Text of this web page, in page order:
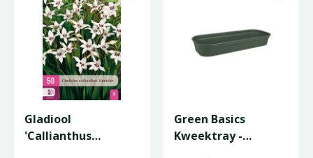
Gladiool
'Callianthus
Green Basics
Kweektray -